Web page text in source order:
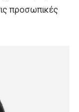
προσωπικές